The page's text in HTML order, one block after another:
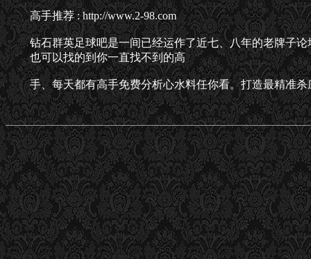
高手推荐 : http://www.2-98.com
钻石群英足球吧是一间已经运作了近七、八年的老牌子
也可以找的到你一直找不到的高
手、每天都有高手免费分析心水料任你看。打造最精准